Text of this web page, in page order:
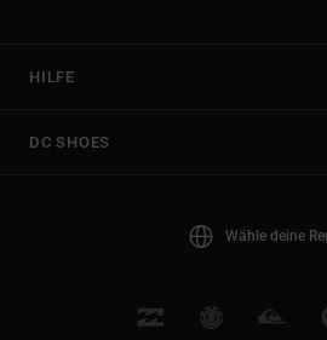
HILFE
DC SHOES
Wähle deine